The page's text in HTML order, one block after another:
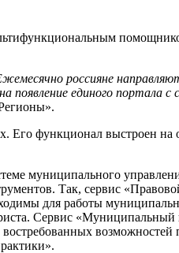
россияне
единого портала с
Его функционал выстроен на
муниципального
Так, сервис
для работы
Сервис «Муниципальный
востребованных